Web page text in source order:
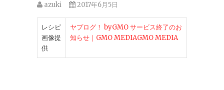
azuki 2017年6月5日
レシピ
画像提
供
ヤプログ！ byGMO サービス終了のお
知らせ｜GMO MEDIAGMO MEDIA